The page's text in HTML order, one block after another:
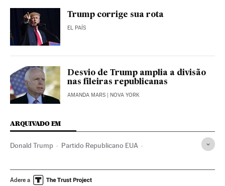
Trump corrige sua rota
EL PAÍS
Desvio de Trump amplia a divisão
nas fileiras republicanas
AMANDA MARS | NOVA YORK
ARQUIVADO EM
Donald Trump Partido Republicano EUA
Partidos políticos Eleições
Adere a